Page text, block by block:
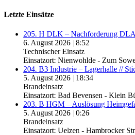
Letzte Einsätze
205. H DLK – Nachforderung
6. August 2026 | 8:52
Technischer Einsatz
Einsatzort: Nienwohlde - Zum
204. B3 Industrie – Lagerhalle //
5. August 2026 | 18:34
Brandeinsatz
Einsatzort: Bad Bevensen - Klein
203. B HGM – Auslösung
5. August 2026 | 0:26
Brandeinsatz
Einsatzort: Uelzen - Hambrocker